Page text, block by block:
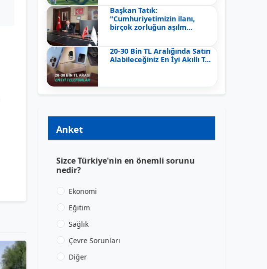
Başkan Tatık:
"Cumhuriyetimizin ilanı,
birçok zorluğun aşılm...
20-30 Bin TL Aralığında Satın
Alabileceğiniz En İyi Akıllı T...
Anket
Sizce Türkiye'nin en önemli sorunu
nedir?
Ekonomi
Eğitim
Sağlık
Çevre Sorunları
Diğer